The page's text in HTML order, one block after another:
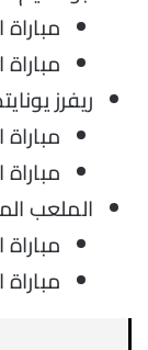
مباراة
مباراة
ريفرز
مباراة
مباراة
الملعب
مباراة
مباراة